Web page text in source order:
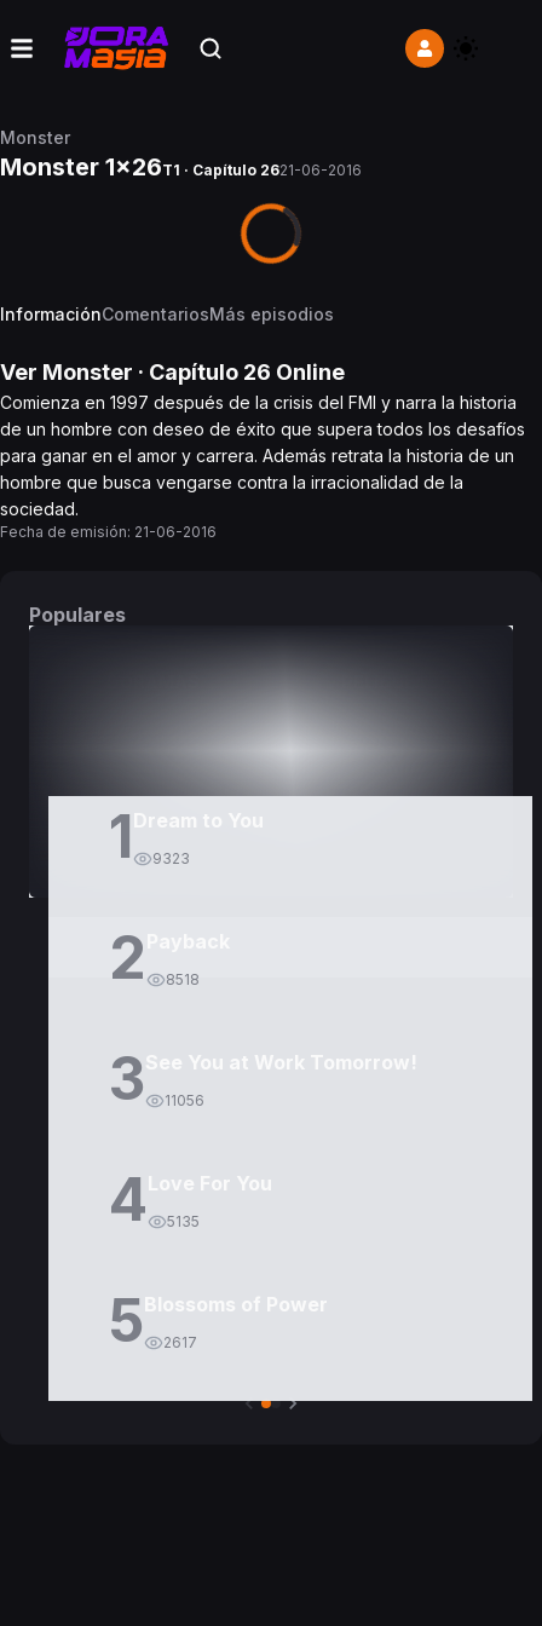
Monster
Monster 1x26T1 · Capítulo 2621-06-2016
InformaciónComentariosMás episodios
Ver Monster · Capítulo 26 Online
Comienza en 1997 después de la crisis del FMI y narra la historia
de un hombre con deseo de éxito que supera todos los desafíos
para ganar en el amor y carrera. Además retrata la historia de un
hombre que busca vengarse contra la irracionalidad de la
sociedad.
Fecha de emisión: 21-06-2016
Populares
1 Dream to You
9323
2 8518
3See You at Work Tomorrow!
11056
4Love For You
5135
5Blossoms of Power
2617